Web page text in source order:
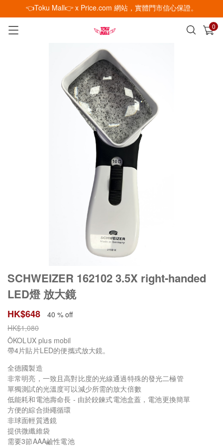
👈Toku Mall👉 x Price.com 網站，實體門市信心保證。
0
已加入購物車 查看
SCHWEIZER 162102 3.5X right-handed
LED燈 放大鏡
HK$648
40 % off
HK$1,080
ÖKOLUX plus mobil
帶4片貼片LED的便攜式放大鏡。
全德國製造
非常明亮，一致且高對比度的光線通過特殊的發光二極管
單獨測試的光溫度可以減少所需的放大倍數
低能耗和電池壽命長 - 由於鉸鍊式電池盒蓋，電池更換簡單
方便的綜合掛繩循環
非球面輕質透鏡
提供微纖維袋
需要3節AAA鹼性電池